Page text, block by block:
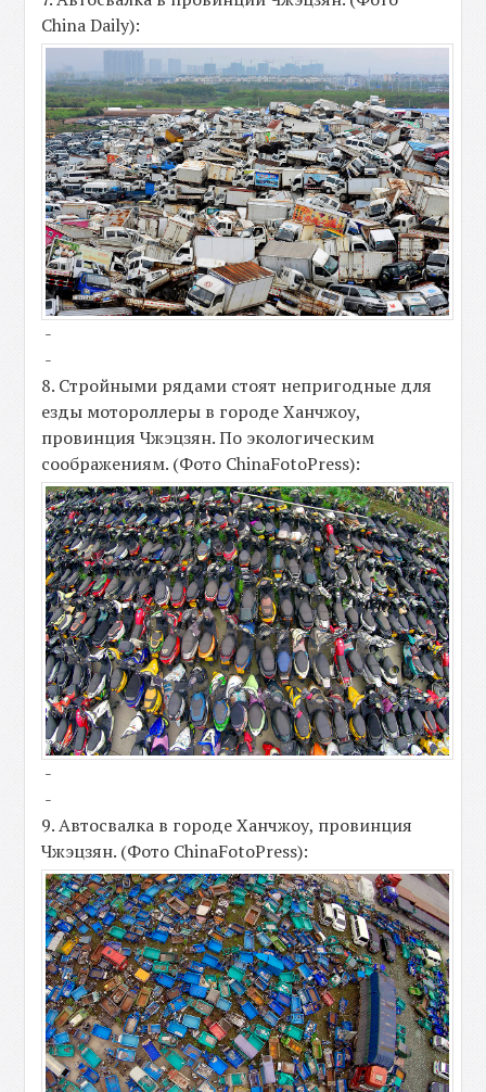
China Daily):
-
-
8. Стройными рядами стоят непригодные для
езды мотороллеры в городе Ханчжоу,
провинция Чжэцзян. По экологическим
соображениям. (Фото ChinaFotoPress):
-
-
9. Автосвалка в городе Ханчжоу, провинция
Чжэцзян. (Фото ChinaFotoPress):